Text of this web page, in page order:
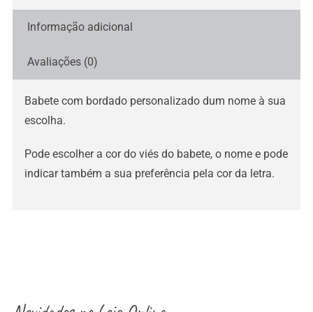
Informação adicional
Avaliações (0)
Babete com bordado personalizado dum nome à sua
escolha.
Pode escolher a cor do viés do babete, o nome e pode
indicar também a sua preferência pela cor da letra.